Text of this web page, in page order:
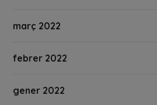
març 2022
febrer 2022
gener 2022